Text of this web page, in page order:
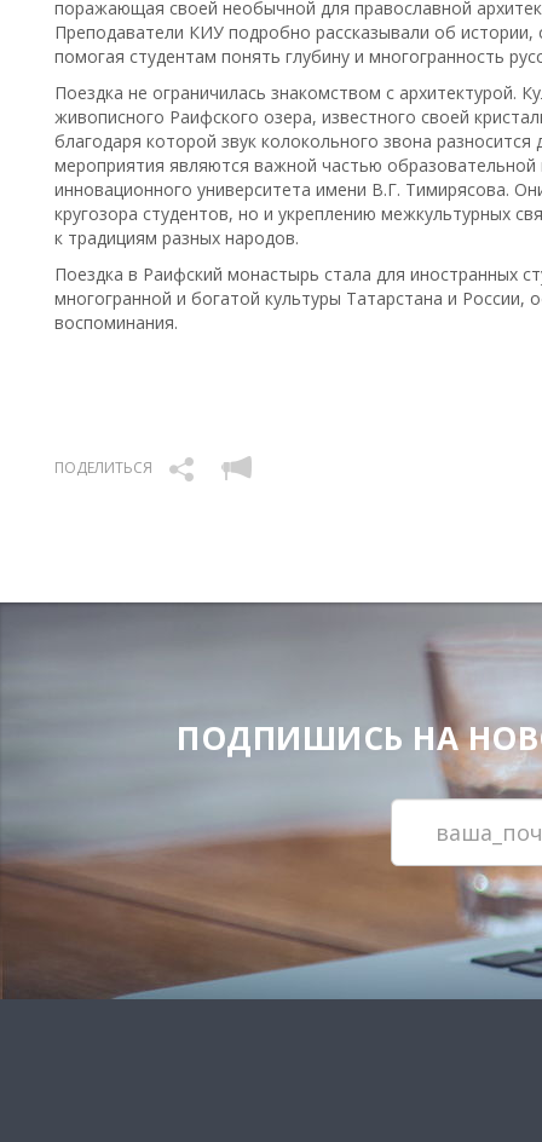
поражающая своей необычной для православной
Преподаватели КИУ подробно рассказывали об
помогая студентам понять глубину и многогранность
Поездка не ограничилась знакомством с архитектурой.
живописного Раифского озера, известного своей
благодаря которой звук колокольного звона
мероприятия являются важной частью образовательной
инновационного университета имени В.Г. Тимирясова.
кругозора студентов, но и укреплению межкультурных
к традициям разных народов.
Поездка в Раифский монастырь стала для иностранных
многогранной и богатой культуры Татарстана и России,
воспоминания.
ПОДЕЛИТЬСЯ
ПОДПИШИСЬ НА